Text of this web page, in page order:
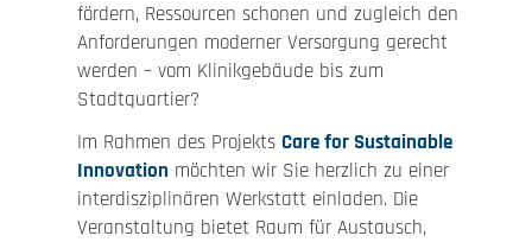
fördern, Ressourcen schonen und zugleich den
Anforderungen moderner Versorgung gerecht
werden – vom Klinikgebäude bis zum
Stadtquartier?
Im Rahmen des Projekts Care for Sustainable
Innovation möchten wir Sie herzlich zu einer
interdisziplinären Werkstatt einladen. Die
Veranstaltung bietet Raum für Austausch,